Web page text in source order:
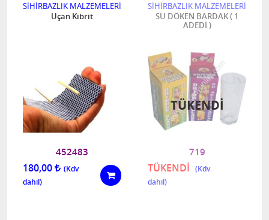
SİHİRBAZLIK MALZEMELERİ
Uçan Kibrit
452483
180,00
SİHİRBAZLIK MALZEMELERİ
SU DÖKEN BARDAK ( 1
ADEDİ )
719
TÜKENDİ
TÜKENDI